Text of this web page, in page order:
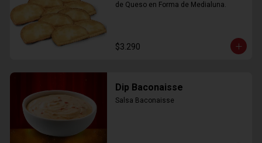
de Queso en Forma de Medialuna.
$3.290
Dip Baconaisse
Salsa Baconaisse